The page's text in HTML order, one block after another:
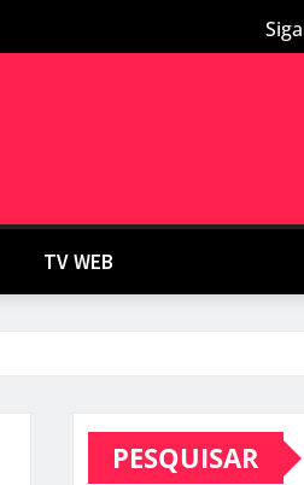
TV WEB
PESQUISAR